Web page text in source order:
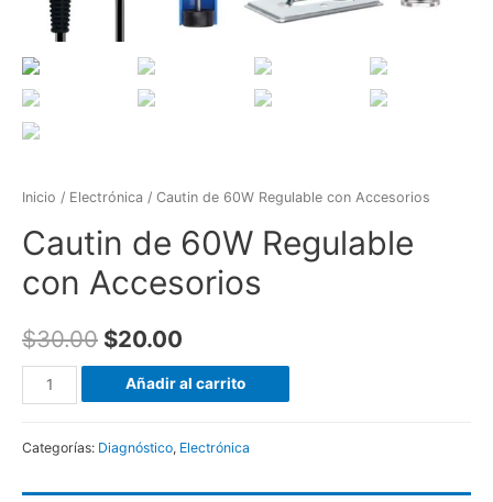
Inicio / Electrónica / Cautin de 60W Regulable con Accesorios
Cautin de 60W Regulable
con Accesorios
$30.00 $20.00
Cautin
de
Regulable
Añadir al carrito
Categorías: Diagnóstico, Electrónica